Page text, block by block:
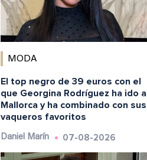
MODA
El top negro de 39 euros con el
que Georgina Rodríguez ha ido a
Mallorca y ha combinado con sus
vaqueros favoritos
Daniel Marín 07-08-2026